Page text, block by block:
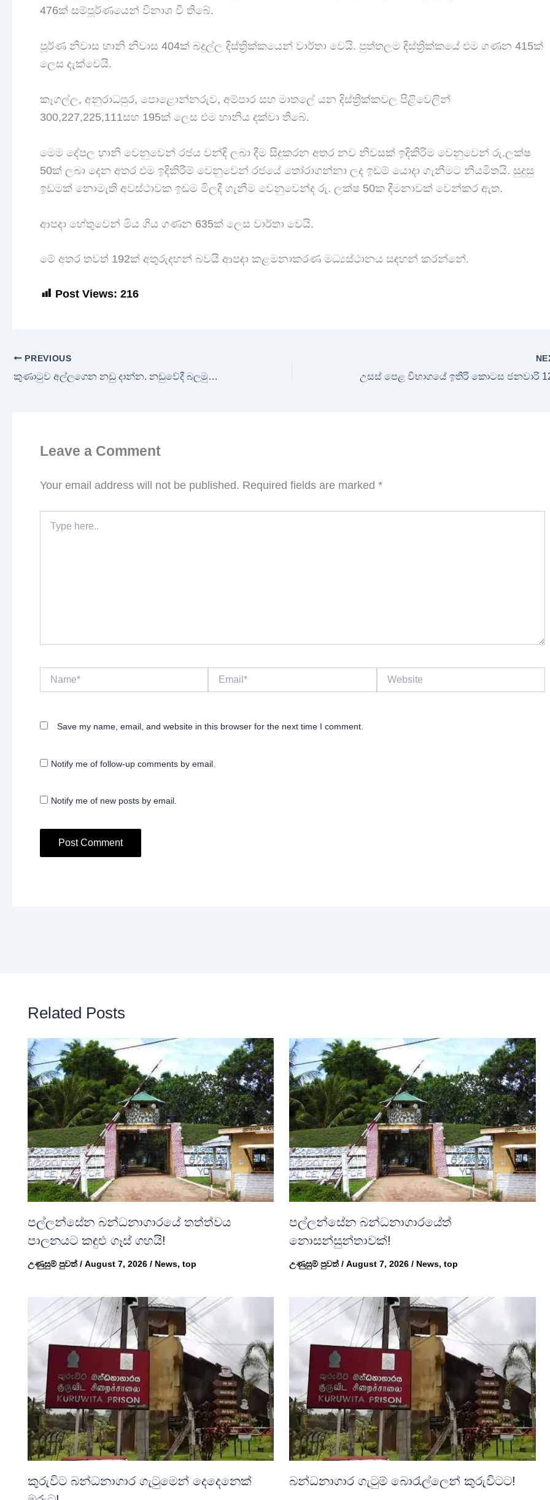
476ක් සම්පූර්ණයෙන් විනාශ වී තිබේ.
පූර්ණ නිවාස හානි නිවාස 404ක් බදුල්ල දිස්ත්‍රික්කයෙන් වාර්තා වෙයි. පුත්තලම දිස්ත්‍රික්කයේ එම ගණන 415ක්
ලෙස දැක්වෙයි.
කෑගල්ල, අනුරාධපුර, පොළොන්නරුව, අම්පාර සහ මාතලේ යන දිස්ත්‍රික්කවල පිළිවෙලින්
300,227,225,111සහ 195ක් ලෙස එම හානිය දක්වා තිබේ.
මෙම දේපල හානි වෙනුවෙන් රජය වන්දි ලබා දීම සිදුකරන අතර නව නිවසක් ඉදිකිරිම වෙනුවෙන් රු.ලක්ෂ
50ක් ලබා දෙන අතර එම ඉදිකිරීම් වෙනුවෙන් රජයේ තෝරාගන්නා ලද ඉඩම් යොදා ගැනීමට නියමිතයි. සුදුසු
ඉඩමක් නොමැති අවස්ථාවක ඉඩම මිලදී ගැනීම වෙනුවෙන්ද රු. ලක්ෂ 50ක දීමනාවක් වෙන්කර ඇත.
ආපදා හේතුවෙන් මිය ගිය ගණන 635ක් ලෙස වාර්තා වෙයි.
මේ අතර තවත් 192ක් අතුරුදහන් බවයි ආපදා කළමනාකරණ මධ්‍යස්ථානය සඳහන් කරන්නේ.
Post Views: 216
PREVIOUS
කුණාටුව අල්ලගෙන නඩු දාන්න. නඩුවේදී බලමුකෝ වෙන දේ!
Leave a Comment
Your email address will not be published. Required fields are marked *
here..
Save my name, email, and website in this browser for the next time I comment.
Notify me of follow-up comments by email.
Notify me of new posts by email.
Related Posts
පල්ලන්සේන බන්ධනාගාරයේ තත්ත්වය
පාලනයට කඳුළු ගෑස් ගහයි!
උණුසුම් පුවත් / August 7, 2026 / News, top
පල්ලන්සේන බන්ධනාගාරයේත්
නොසන්සුන්තාවක්!
උණුසුම් පුවත් /August 7, 2026/ News,top
කුරුවිට බන්ධනාගාර ගැටුමෙන් දෙදෙනෙක්
බන්ධනාගාර ගැටුම් බොරැල්ලෙන් කුරුවිටට!